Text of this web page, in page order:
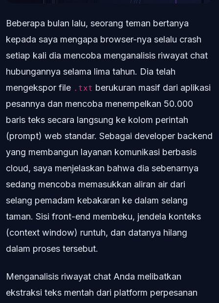
Beberapa bulan lalu, seorang teman bertanya
kepada saya mengapa browser-nya selalu crash
setiap kali dia mencoba menganalisis riwayat chat
hubungannya selama lima tahun. Dia telah
mengekspor file .txt berukuran masif dari aplikasi
pesannya dan mencoba menempelkan 50.000
baris teks secara langsung ke kolom perintah
(prompt) web standar. Sebagai developer backend
yang membangun layanan komunikasi berbasis
cloud, saya menjelaskan bahwa dia sebenarnya
sedang mencoba memasukkan aliran air dari
selang pemadam kebakaran ke dalam selang
taman. Sisi front-end membeku, jendela konteks
(context window) runtuh, dan datanya hilang
dalam proses tersebut.
Menganalisis riwayat chat Anda melibatkan
ekstraksi teks mentah dari platform perpesanan